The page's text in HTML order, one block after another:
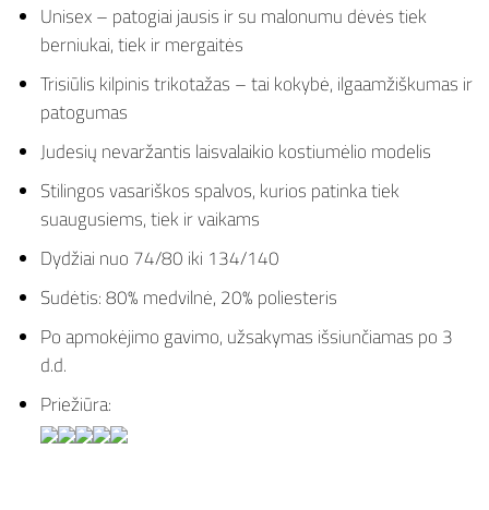
Unisex – patogiai jausis ir su malonumu dėvės tiek
berniukai, tiek ir mergaitės
Trisiūlis kilpinis trikotažas – tai kokybė, ilgaamžiškumas ir
patogumas
Judesių nevaržantis laisvalaikio kostiumėlio modelis
Stilingos vasariškos spalvos, kurios patinka tiek
suaugusiems, tiek ir vaikams
Dydžiai nuo 74/80 iki 134/140
Sudėtis: 80% medvilnė, 20% poliesteris
Po apmokėjimo gavimo, užsakymas išsiunčiamas po 3
d.d.
Priežiūra: